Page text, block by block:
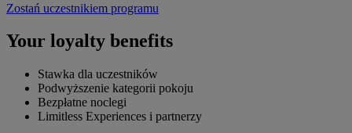
Zostań uczestnikiem programu
Your loyalty benefits
Stawka dla uczestników
Podwyższenie kategorii pokoju
Bezpłatne noclegi
Limitless Experiences i partnerzy